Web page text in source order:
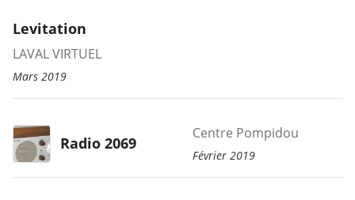
Levitation
LAVAL VIRTUEL
Mars 2019
Radio 2069
Centre Pompidou
Février 2019